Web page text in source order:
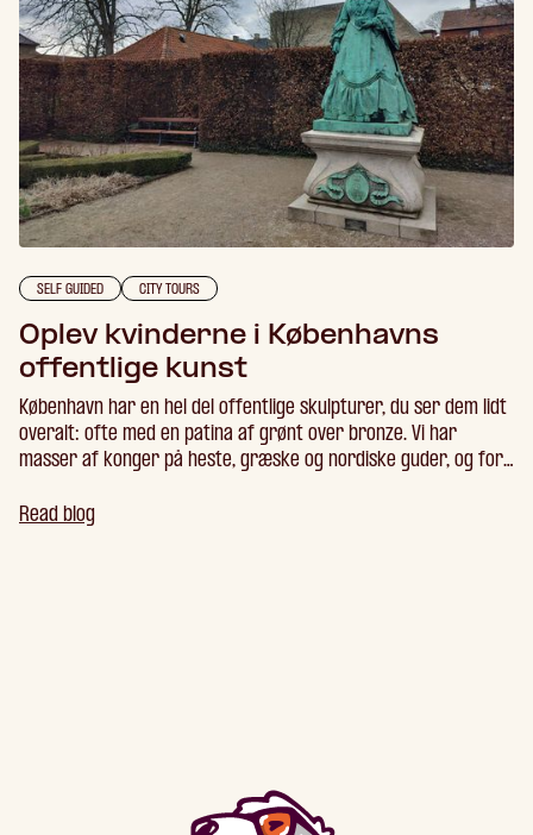
SELF GUIDED CITY TOURS
Oplev kvinderne i Københavns
offentlige kunst
København har en hel del offentlige skulpturer, du ser dem lidt
overalt: ofte med en patina af grønt over bronze. Vi har
masser af konger på heste, græske og nordiske guder, og for
bestemt lille havfrue. Men hvor er repræsentationerne af
Read blog